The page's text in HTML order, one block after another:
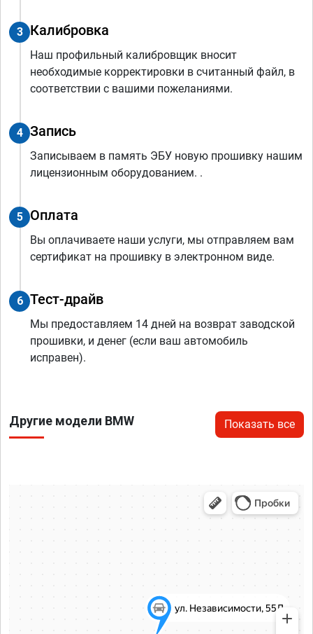
3 Калибровка
Наш профильный калибровщик вносит
необходимые корректировки в считанный файл, в
соответствии с вашими пожеланиями.
4 Запись
Записываем в память ЭБУ новую прошивку нашим
лицензионным оборудованием. .
5 Оплата
Вы оплачиваете наши услуги, мы отправляем вам
сертификат на прошивку в электронном виде.
6 Тест-драйв
Мы предоставляем 14 дней на возврат заводской
прошивки, и денег (если ваш автомобиль
исправен).
Другие модели BMW Показать все